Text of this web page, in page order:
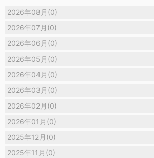
2026年08月(0)
2026年07月(0)
2026年06月(0)
2026年05月(0)
2026年04月(0)
2026年03月(0)
2026年02月(0)
2026年01月(0)
2025年12月(0)
2025年11月(0)